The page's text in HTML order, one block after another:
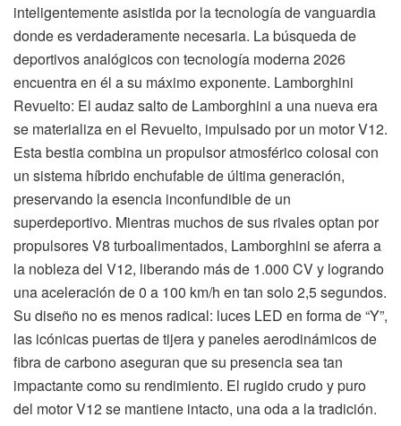
inteligentemente asistida por la tecnología de vanguardia
donde es verdaderamente necesaria. La búsqueda de
deportivos analógicos con tecnología moderna 2026
encuentra en él a su máximo exponente. Lamborghini
Revuelto: El audaz salto de Lamborghini a una nueva era
se materializa en el Revuelto, impulsado por un motor V12.
Esta bestia combina un propulsor atmosférico colosal con
un sistema híbrido enchufable de última generación,
preservando la esencia inconfundible de un
superdeportivo. Mientras muchos de sus rivales optan por
propulsores V8 turboalimentados, Lamborghini se aferra a
la nobleza del V12, liberando más de 1.000 CV y logrando
una aceleración de 0 a 100 km/h en tan solo 2,5 segundos.
Su diseño no es menos radical: luces LED en forma de “Y”,
las icónicas puertas de tijera y paneles aerodinámicos de
fibra de carbono aseguran que su presencia sea tan
impactante como su rendimiento. El rugido crudo y puro
del motor V12 se mantiene intacto, una oda a la tradición.